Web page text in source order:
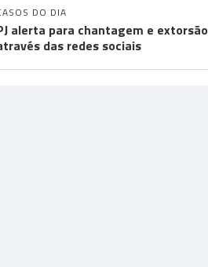
DO DIA
alerta para chantagem e extorsão
das redes sociais